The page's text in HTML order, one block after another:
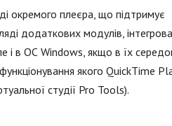
окремого плеєра, що підтримує
додаткових модулів,
і в ОС Windows, якщо в їх
якого QuickTime
студії Pro Tools).